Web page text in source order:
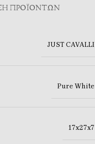
ΠΡΟΪΟΝΤΩΝ
JUST CAVALLI
Pure White
17x27x7